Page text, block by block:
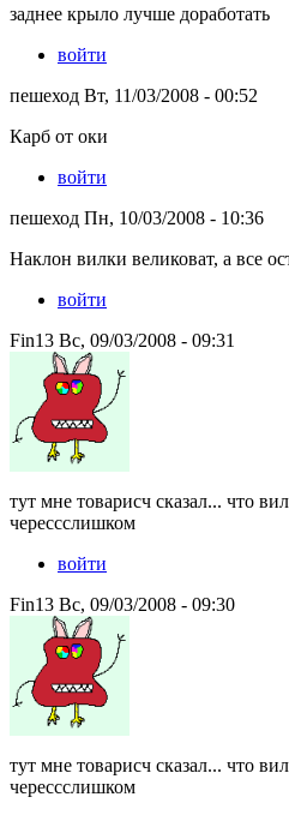
заднее крыло лучше доработать
войти
пешеход Вт, 11/03/2008 - 00:52
Карб от оки
войти
пешеход Пн, 10/03/2008 - 10:36
Наклон вилки великоват, а все
войти
Fin13 Вс, 09/03/2008 - 09:31
тут мне товарисч сказал... что
черессслишком
войти
Fin13 Вс, 09/03/2008 - 09:30
тут мне товарисч сказал... что
черессслишком